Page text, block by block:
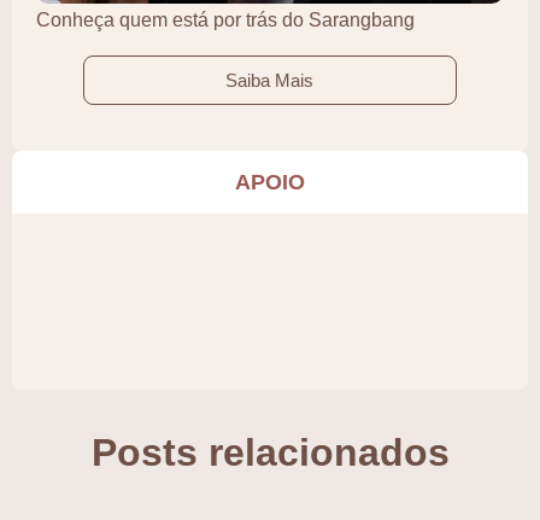
Conheça quem está por trás do Sarangbang
Saiba Mais
APOIO
Posts relacionados